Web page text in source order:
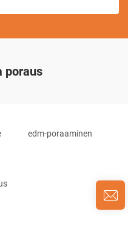
poraus
edm-poraaminen